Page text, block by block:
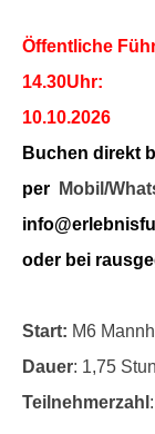
Öffentliche
14.30Uhr:
10.10.2026
Buchen direkt
per
Mobil/
oder bei
Start: M6
Dauer: 1,75
Teilnehmerzahl